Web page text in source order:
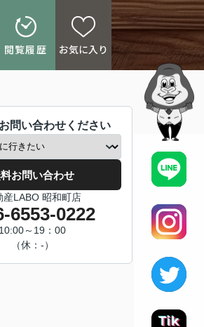
閲覧履歴 お気に入り
問い合わせください
お問い合わせ
産LABO 昭和町店
6553-0222
10:00～19：00
（休：-）